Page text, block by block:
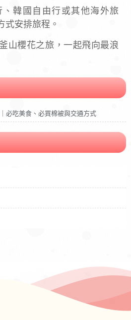
韓國自由行或其他海外旅
式安排旅程。
山櫻花之旅，一起飛向最浪
必吃美食、必買棉被與交通方式